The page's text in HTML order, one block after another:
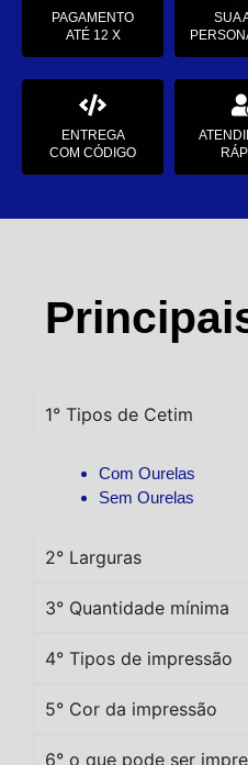
PAGAMENTO
ATÉ 12 X
SUA
ENTREGA
COM CÓDIGO
1° Tipos de Cetim
Com Ourelas
Sem Ourelas
2° Larguras
3° Quantidade mínima
4° Tipos de impressão
5° Cor da impressão
6° o que pode ser